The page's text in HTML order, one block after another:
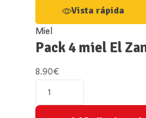
Vista rápida
Miel
Pack 4 miel El
8.90€